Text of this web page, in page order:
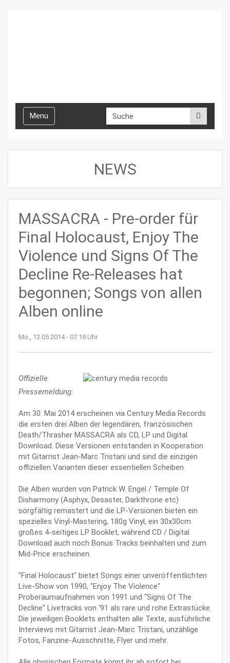
Toggle
navigation
Menu
NEWS
MASSACRA - Pre-order für
Final Holocaust, Enjoy The
Violence und Signs Of The
Decline Re-Releases hat
begonnen; Songs von allen
Alben online
Mo., 12.05.2014 - 07:18 Uhr
Offizielle
Pressemeldung:
Am 30. Mai 2014 erscheinen via Century Media Records
die ersten drei Alben der legendären, französischen
Death/Thrasher MASSACRA als CD, LP und Digital
Download. Diese Versionen entstanden in Kooperation
mit Gitarrist Jean-Marc Tristani und sind die einzigen
offiziellen Varianten dieser essentiellen Scheiben.
Die Alben wurden von Patrick W. Engel / Temple Of
Disharmony (Asphyx, Desaster, Darkthrone etc)
sorgfältig remastert und die LP-Versionen bieten ein
spezielles Vinyl-Mastering, 180g Vinyl, ein 30x30cm
großes 4-seitiges LP Booklet, während CD / Digital
Download auch noch Bonus Tracks beinhalten und zum
Mid-Price erscheinen.
"Final Holocaust" bietet Songs einer unveröffentlichten
Live-Show von 1990, "Enjoy The Violence"
Proberaumaufnahmen von 1991 und "Signs Of The
Decline" Livetracks von '91 als rare und rohe Extrastücke.
Die jeweiligen Booklets enthalten alle Texte, ausführliche
Interviews mit Gitarrist Jean-Marc Tristani, unzählige
Fotos, Fanzine-Ausschnitte, Flyer und mehr.